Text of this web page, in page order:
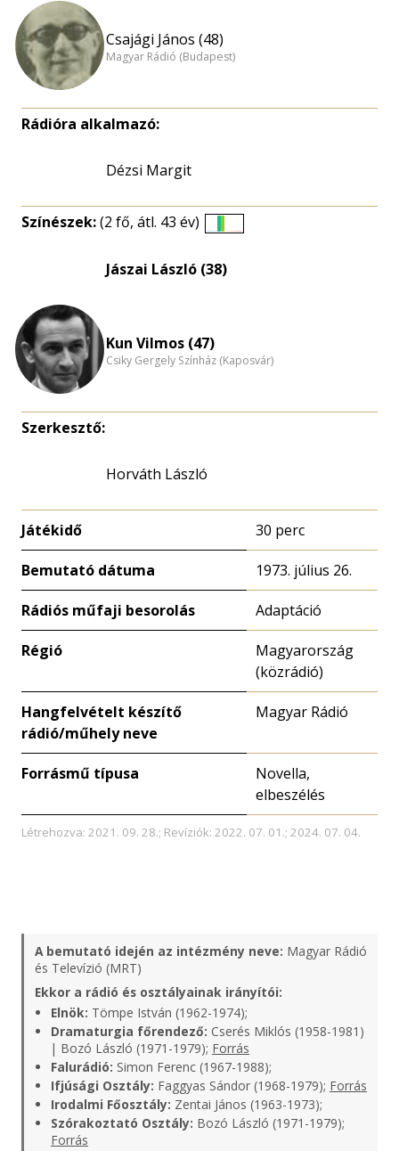
Csajági János (48)
Magyar Rádió (Budapest)
Rádióra alkalmazó:
Dézsi Margit
Színészek:(2 fő, átl. 43 év)
eloszlás
Jászai László (38)
Kun Vilmos (47)
Csiky Gergely Színház (Kaposvár)
Szerkesztő:
Horváth László
Játékidő 30 perc
Bemutató dátuma 1973. július 26.
Rádiós műfaji besorolás Adaptáció
Régió
Magyarország
(közrádió)
Hangfelvételt készítő
rádió/műhely neve
Magyar Rádió
Forrásmű típusa
Novella,
elbeszélés
Létrehozva: 2021. 09. 28.; Revíziók: 2022. 07. 01.; 2024. 07. 04.
A bemutató idején az intézmény neve: Magyar Rádió
és Televízió (MRT)
Ekkor a rádió és osztályainak irányítói:
Elnök: Tömpe István (1962-1974);
Dramaturgia főrendező: Cserés Miklós (1958-1981)
| Bozó László (1971-1979); Forrás
Falurádió: Simon Ferenc (1967-1988);
Ifjúsági Osztály: Faggyas Sándor (1968-1979); Forrás
Irodalmi Főosztály: Zentai János (1963-1973);
Szórakoztató Osztály: Bozó László (1971-1979);
Forrás